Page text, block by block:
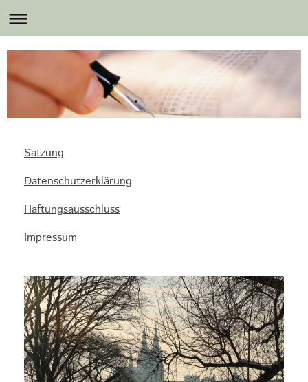
Satzung
Datenschutzerklärung
Haftungsausschluss
Impressum